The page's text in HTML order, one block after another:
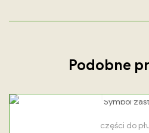
Podobne
części do